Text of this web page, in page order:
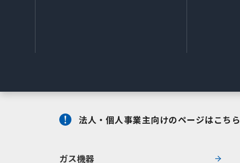
法人・個人事業主向けのページはこちら
ガス機器